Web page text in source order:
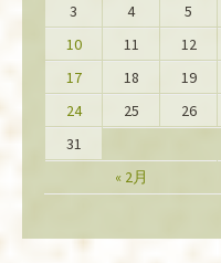
« 2月
3
4 5
10
11 12
17
18 19
24
25 26
31